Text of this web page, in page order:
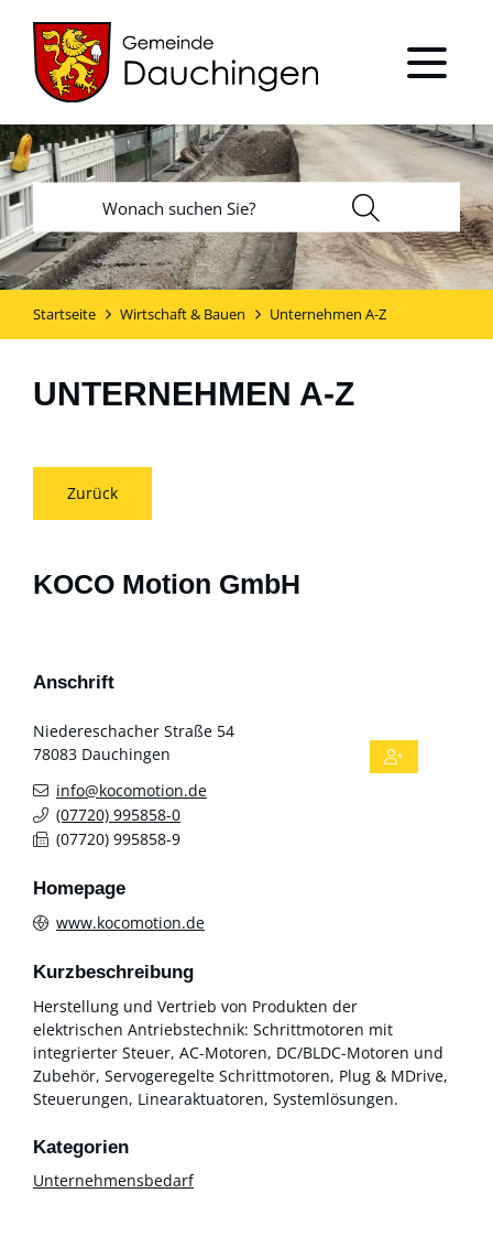
Startseite Wirtschaft & Bauen Unternehmen A-Z
UNTERNEHMEN A-Z
Zurück
KOCO Motion GmbH
Anschrift
Niedereschacher Straße 54
78083 Dauchingen
info@kocomotion.de
(07720) 995858-0
(07720) 995858-9
Homepage
www.kocomotion.de
Kurzbeschreibung
Herstellung und Vertrieb von Produkten der
elektrischen Antriebstechnik: Schrittmotoren mit
integrierter Steuer, AC-Motoren, DC/BLDC-Motoren und
Zubehör, Servogeregelte Schrittmotoren, Plug & MDrive,
Steuerungen, Linearaktuatoren, Systemlösungen.
Unternehmensbedarf